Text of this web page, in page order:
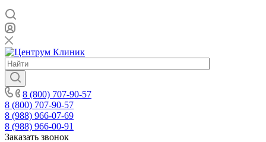
8 (800) 707-90-57
8 (800) 707-90-57
8 (988) 966-07-69
8 (988) 966-00-91
Заказать звонок